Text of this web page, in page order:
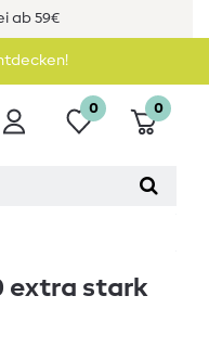
ab 59€
0 0
extra stark